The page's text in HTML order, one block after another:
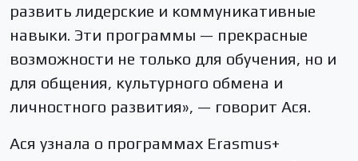
развить лидерские и коммуникативные
навыки. Эти программы — прекрасные
возможности не только для обучения, но и
для общения, культурного обмена и
личностного развития», — говорит Ася.
Ася узнала о программах Erasmus+